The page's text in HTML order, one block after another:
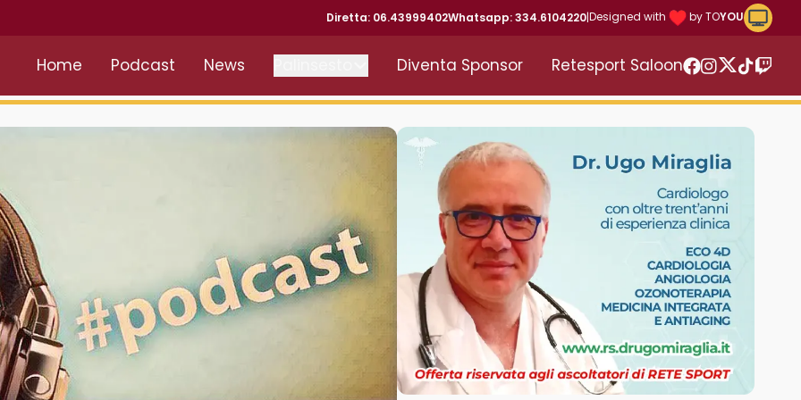
Diretta: 06.43999402Whatsapp: 334.6104220|Designed with by TOYOU
Home Podcast News Diventa Sponsor
Retesport Saloon
Twitter